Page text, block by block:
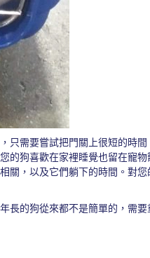
需要嘗試把門關上很短的時
狗喜歡在家裡睡覺也留在寵
，以及它們躺下的時間。對
長的狗從來都不是簡單的，